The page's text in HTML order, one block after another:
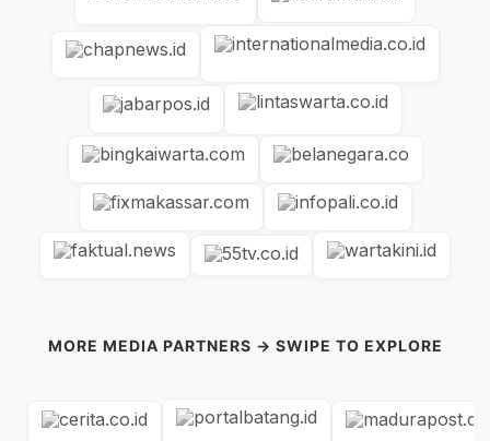
MORE MEDIA PARTNERS → SWIPE TO EXPLORE